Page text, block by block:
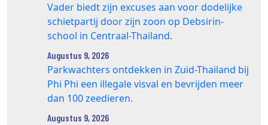
Vader biedt zijn excuses aan voor dodelijke
schietpartij door zijn zoon op Debsirin-
school in Centraal-Thailand.
Augustus 9, 2026
Parkwachters ontdekken in Zuid-Thailand bij
Phi Phi een illegale visval en bevrijden meer
dan 100 zeedieren.
Augustus 9, 2026